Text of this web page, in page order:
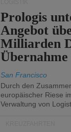
Prologis
Angebot
Milliarden
Übernahme
San Francisco
Durch den
europäischer Riese
Verwaltung von